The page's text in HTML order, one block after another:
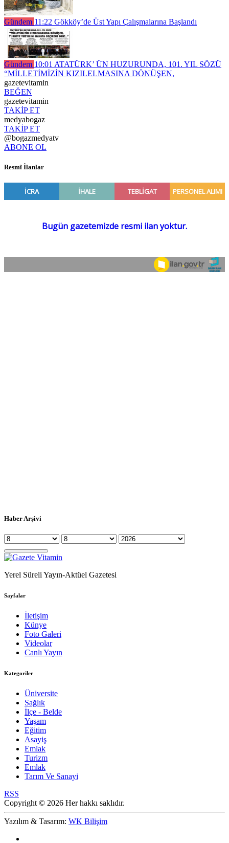
Gündem 11:22 Gökköy’de Üst Yapı Çalışmalarına Başlandı
Gündem 10:01 ATATÜRK’ ÜN HUZURUNDA, 101. YIL SÖZÜ
“MİLLETİMİZİN KIZILELMASINA DÖNÜŞEN,
gazetevitamin
BEĞEN
gazetevitamin
TAKİP ET
medyabogaz
TAKİP ET
@bogazmedyatv
ABONE OL
Resmî İlanlar
Haber Arşivi
Yerel Süreli Yayın-Aktüel Gazetesi
Sayfalar
İletişim
Künye
Foto Galeri
Videolar
Canlı Yayın
Kategoriler
Üniversite
Sağlık
İlçe - Belde
Yaşam
Eğitim
Asayiş
Emlak
Turizm
Emlak
Tarım Ve Sanayi
RSS
Copyright © 2026 Her hakkı saklıdır.
Yazılım & Tasarım: WK Bilişim